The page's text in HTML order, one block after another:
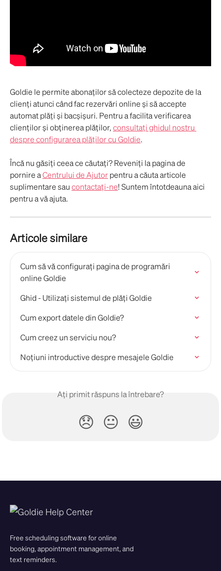
Goldie le permite abonaților să colecteze depozite de la
clienți atunci când fac rezervări online și să accepte
automat plăți și bacșișuri. Pentru a facilita verificarea
clienților și obținerea plăților, consultați ghidul nostru
despre configurarea plăților cu Goldie.
Încă nu găsiți ceea ce căutați? Reveniți la pagina de
pornire a Centrului de Ajutor pentru a căuta articole
suplimentare sau contactați-ne! Suntem întotdeauna aici
pentru a vă ajuta.
Articole similare
Cum să vă configurați pagina de programări
online Goldie
Ghid - Utilizați sistemul de plăți Goldie
Cum export datele din Goldie?
Cum creez un serviciu nou?
Noțiuni introductive despre mesajele Goldie
Ați primit răspuns la întrebare?
😞 😐 😃
Free scheduling software for online
booking, appointment management, and
text reminders.